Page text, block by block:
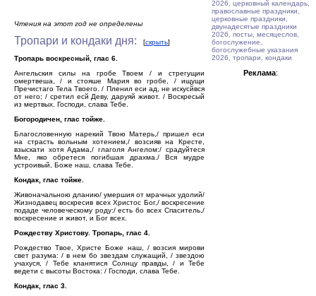
Чтения на этот год не определены
Тропари и кондаки дня: [скрыть]
Тропарь воскресный, глас 6.
Ангельския силы на гробе Твоем / и стрегущии
омертвеша, / и стояше Мария во гробе, / ищущи
Пречистаго Тела Твоего. / Пленил еси ад, не искусйвся
от него; / сретил есй Деву, даруяй живот. / Воскресый
из мертвых. Господи, слава Тебе.
Богородичен, глас тойже.
Благословенную нарекий Твою Матерь,/ пришел еси
на страсть вольным хотением,/ возсияв на Кресте,
взыскати хотя Адама,/ глаголя Ангелом:/ срадуйтеся
Мне, яко обретеся погибшая драхма./ Вся мудре
устроивый, Боже наш, слава Тебе.
Кондак, глас тойже.
Живоначальною дланию/ умершия от мрачных удолий/
Жизнодавец воскресив всех Христос Бог,/ воскресение
подаде человеческому роду:/ есть бо всех Спаситель,/
воскресение и живот, и Бог всех.
Рождеству Христову. Тропарь, глас 4.
Рождество Твое, Христе Боже наш, / возсия мирови
свет разума: / в нем бо звездам служащий, / звездою
учахуся, / Тебе кланятися Солнцу правды, / и Тебе
ведети с высоты Востока: / Господи, слава Тебе.
Кондак, глас 3.
2026, церковный календарь,
православные праздники,
церковные праздники,
двунадесятые праздники
2026, посты, месяцеслов,
богослужение,
богослужебные указания
2026, тропари, кондаки
Реклама: